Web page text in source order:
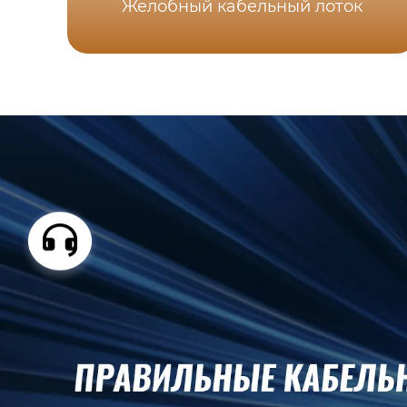
Желобный кабельный лоток